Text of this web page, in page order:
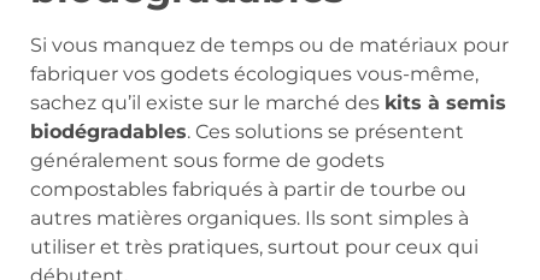
Si vous manquez de temps ou de matériaux pour
fabriquer vos godets écologiques vous-même,
sachez qu’il existe sur le marché des kits à semis
biodégradables. Ces solutions se présentent
généralement sous forme de godets
compostables fabriqués à partir de tourbe ou
autres matières organiques. Ils sont simples à
utiliser et très pratiques, surtout pour ceux qui
débutent.